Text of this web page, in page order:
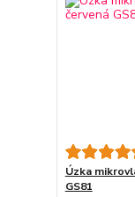
Úzka
GS81